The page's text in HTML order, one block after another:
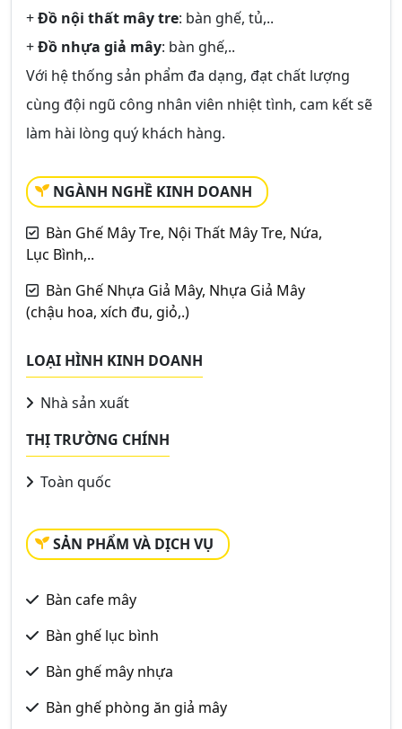
+Đồ nội thất mây tre: bàn ghế, tủ,..
+Đồ nhựa giả mây: bàn ghế,..
Với hệ thống sản phẩm đa dạng, đạt chất lượng
cùng đội ngũ công nhân viên nhiệt tình, cam kết sẽ
làm hài lòng quý khách hàng.
NGÀNH NGHỀ KINH DOANH
Bàn Ghế Mây Tre, Nội Thất Mây Tre, Nứa,
Lục Bình,..
Bàn Ghế Nhựa Giả Mây, Nhựa Giả Mây
(chậu hoa, xích đu, giỏ,.)
LOẠI HÌNH KINH DOANH
Nhà sản xuất
THỊ TRƯỜNG CHÍNH
Toàn quốc
SẢN PHẨM VÀ DỊCH VỤ
Bàn cafe mây
Bàn ghế lục bình
Bàn ghế mây nhựa
Bàn ghế phòng ăn giả mây